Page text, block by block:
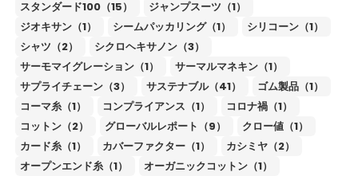
スタンダード100（15）
ジャンプスーツ（1）
ジオキサン（1）
シームパッカリング（1）
シリコーン（1）
シャツ（2）
シクロヘキサノン（3）
サーモマイグレーション（1）
サーマルマネキン（1）
サプライチェーン（3）
サステナブル（41）
ゴム製品（1）
コーマ糸（1）
コンプライアンス（1）
コロナ禍（1）
コットン（2）
グローバルレポート（9）
クロー値（1）
カード糸（1）
カバーファクター（1）
カシミヤ（2）
オープンエンド糸（1）
オーガニックコットン（1）